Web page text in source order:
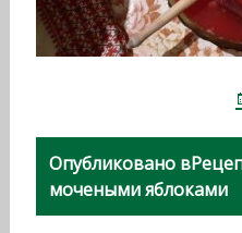
Н
а
Опубликовано в
мочеными яблоками